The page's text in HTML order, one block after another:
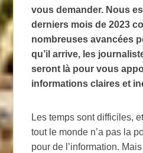
vous demander. Nous
derniers mois de 2023
nombreuses avancées
qu’il arrive, les
seront là pour vous
informations claires et
Les temps sont difficiles,
tout le monde n’a pas la
pour de l’information.